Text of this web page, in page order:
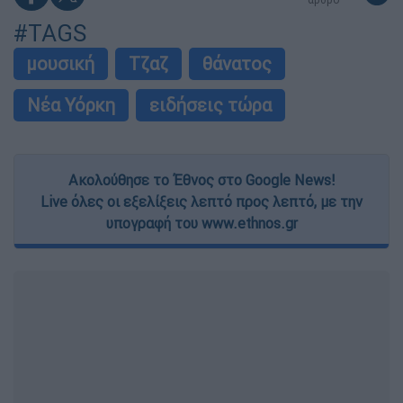
#TAGS
μουσική Τζαζ
θάνατος
Νέα Υόρκη
ειδήσεις τώρα
Ακολούθησε το Έθνος στο Google News!
Live όλες οι εξελίξεις λεπτό προς λεπτό, με την
υπογραφή του www.ethnos.gr